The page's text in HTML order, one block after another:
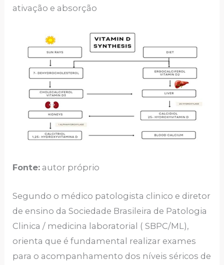
ativação e absorção
Fonte: autor próprio
Segundo o médico patologista clinico e diretor
de ensino da Sociedade Brasileira de Patologia
Clinica / medicina laboratorial ( SBPC/ML),
orienta que é fundamental realizar exames
para o acompanhamento dos níveis séricos de